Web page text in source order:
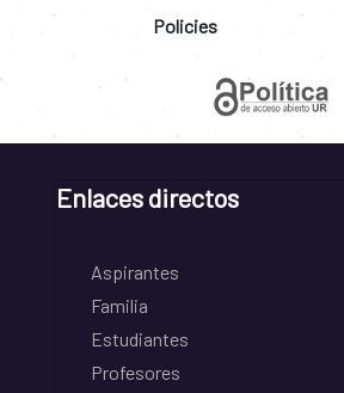
Policies
Enlaces directos
Aspirantes
Familia
Estudiantes
Profesores